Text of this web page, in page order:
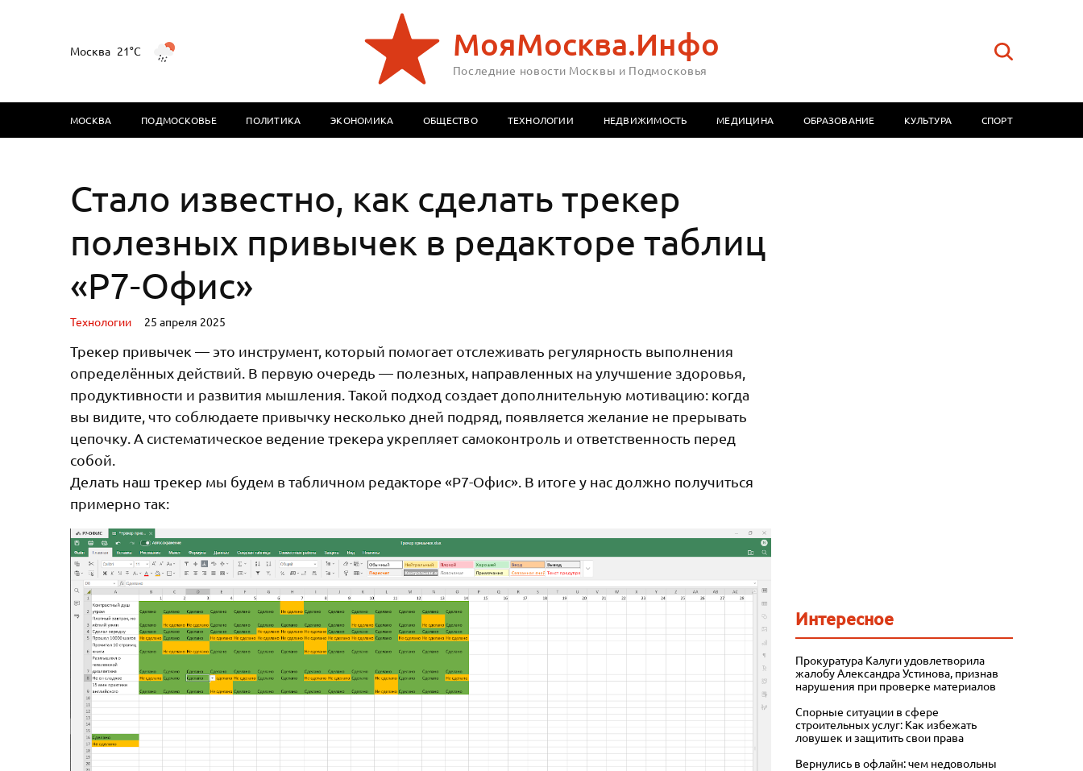
Москва 21°C МояМосква.Инфо
Последние новости Москвы и Подмосковья
МОСКВА ПОДМОСКОВЬЕ ПОЛИТИКА ЭКОНОМИКА ОБЩЕСТВО ТЕХНОЛОГИИ НЕДВИЖИМОСТЬ МЕДИЦИНА ОБРАЗОВАНИЕ КУЛЬТУРА СПОРТ
Стало известно, как сделать трекер
полезных привычек в редакторе таблиц
«Р7-Офис»
Технологии 25 апреля 2025
Трекер привычек — это инструмент, который помогает отслеживать регулярность выполнения
определённых действий. В первую очередь — полезных, направленных на улучшение здоровья,
продуктивности и развития мышления. Такой подход создает дополнительную мотивацию: когда
вы видите, что соблюдаете привычку несколько дней подряд, появляется желание не прерывать
цепочку. А систематическое ведение трекера укрепляет самоконтроль и ответственность перед
собой.
Делать наш трекер мы будем в табличном редакторе «Р7-Офис». В итоге у нас должно получиться
примерно так:
Интересное
Прокуратура Калуги удовлетворила
жалобу Александра Устинова, признав
нарушения при проверке материалов
Спорные ситуации в сфере
строительных услуг: Как избежать
ловушек и защитить свои права
Вернулись в офлайн: чем недовольны